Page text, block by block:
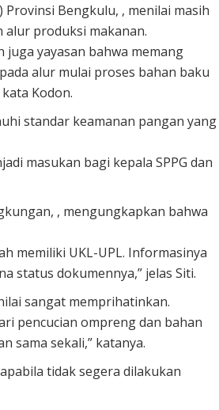
Provinsi Bengkulu, , menilai masih
produksi makanan.
juga yayasan bahwa memang
alur mulai proses bahan baku
Kodon.
standar keamanan pangan yang
masukan bagi kepala SPPG dan
, mengungkapkan bahwa
memiliki UKL-UPL. Informasinya
status dokumennya,” jelas Siti.
sangat memprihatinkan.
pencucian ompreng dan bahan
sama sekali,” katanya.
tidak segera dilakukan